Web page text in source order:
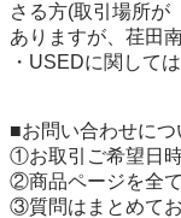
さる方(取引場所が
ありますが、荏田
・USEDに関して
■お問い合わせにつ
①お取引ご希望日
②商品ページを全
③質問はまとめて